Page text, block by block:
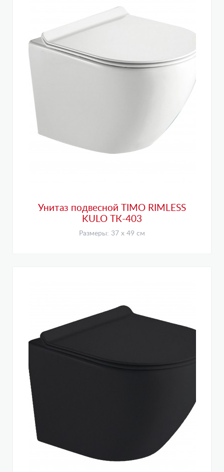
Унитаз подвесной TIMO RIMLESS
KULO ТК-403
Размеры: 37 х 49 см